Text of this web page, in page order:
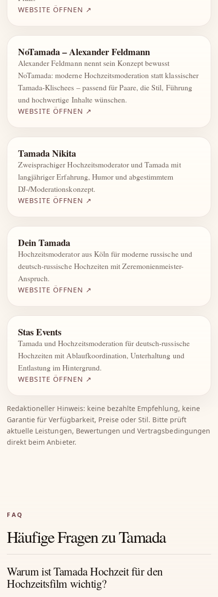
WEBSITE ÖFFNEN ↗
NoTamada – Alexander Feldmann
Alexander Feldmann nennt sein Konzept bewusst
NoTamada: moderne Hochzeitsmoderation statt klassischer
Tamada-Klischees – passend für Paare, die Stil, Führung
und hochwertige Inhalte wünschen.
WEBSITE ÖFFNEN ↗
Tamada Nikita
Zweisprachiger Hochzeitsmoderator und Tamada mit
langjähriger Erfahrung, Humor und abgestimmtem
DJ-/Moderationskonzept.
WEBSITE ÖFFNEN ↗
Dein Tamada
Hochzeitsmoderator aus Köln für moderne russische und
deutsch-russische Hochzeiten mit Zeremonienmeister-
Anspruch.
WEBSITE ÖFFNEN ↗
Stas Events
Tamada und Hochzeitsmoderation für deutsch-russische
Hochzeiten mit Ablaufkoordination, Unterhaltung und
Entlastung im Hintergrund.
WEBSITE ÖFFNEN ↗
Redaktioneller Hinweis: keine bezahlte Empfehlung, keine
Garantie für Verfügbarkeit, Preise oder Stil. Bitte prüft
aktuelle Leistungen, Bewertungen und Vertragsbedingungen
direkt beim Anbieter.
FAQ
Häufige Fragen zu Tamada
Warum ist Tamada Hochzeit für den
Hochzeitsfilm wichtig?